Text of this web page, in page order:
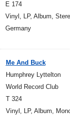
E 174
Vinyl, LP, Album,
Germany
Me And Buck
Humphrey Lyttelton
World Record Club
T 324
Vinyl, LP, Album,